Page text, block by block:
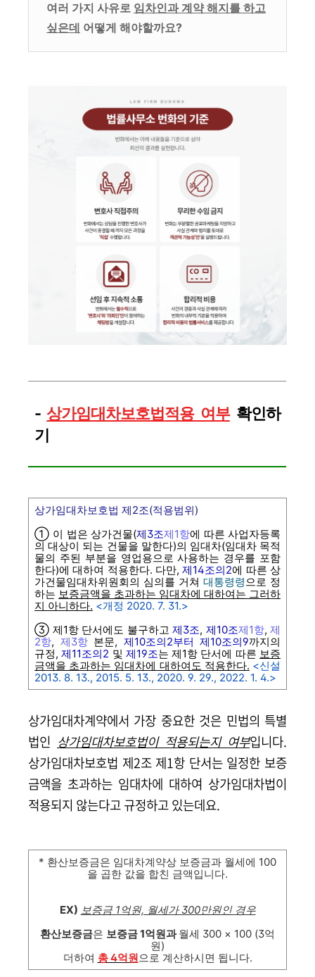
여러 가지 사유로 임차인과 계약 해지를 하고
싶은데 어떻게 해야할까요?
- 상가임대차보호법적용 여부 확인하
기
상가임대차보호법 제2조(적용범위)
① 이 법은 상가건물(제3조제1항에 따른 사업자등록
의 대상이 되는 건물을 말한다)의 임대차(임대차 목적
물의 주된 부분을 영업용으로 사용하는 경우를 포함
한다)에 대하여 적용한다. 다만,제14조의2에 따른 상
가건물임대차위원회의 심의를 거쳐 대통령령으로 정
하는 보증금액을 초과하는 임대차에 대하여는 그러하
지 아니하다. <개정 2020. 7. 31.>
③ 제1항 단서에도 불구하고제3조, 제10조제1항,제
2항, 제3항본문, 제10조의2부터 제10조의9까지의
규정,제11조의2 및 제19조는 제1항 단서에 따른 보증
금액을 초과하는 임대차에 대하여도 적용한다. <신설
2013. 8. 13., 2015. 5. 13., 2020. 9. 29., 2022. 1. 4.>
상가임대차계약에서 가장 중요한 것은 민법의 특별
법인 상가임대차보호법이 적용되는지 여부입니다.
상가임대차보호법 제2조 제1항 단서는 일정한 보증
금액을 초과하는 임대차에 대하여 상가임대차법이
적용되지 않는다고 규정하고 있는데요.
* 환산보증금은 임대차계약상 보증금과 월세에 100
을 곱한 값을 합친 금액입니다.
EX) 보증금 1억원, 월세가 300만원인 경우
환산보증금은 보증금 1억원과월세 300 × 100 (3억
원)
더하여 총 4억원으로 계산하시면 됩니다.